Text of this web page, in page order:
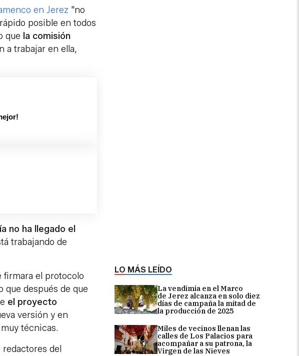
LO MÁS LEÍDO
La vendimia en el Marco
de Jerez alcanza en solo diez
días de campaña la mitad de
la producción de 2025
Miles de vecinos llenan las
calles de Los Palacios para
acompañar a su patrona, la
Virgen de las Nieves
en Jerez "no
posible en todos
que la comisión
a trabajar en ella,
no ha llegado el
trabajando de
firmara el protocolo
que después de que
el proyecto
versión y en
técnicas.
redactores del